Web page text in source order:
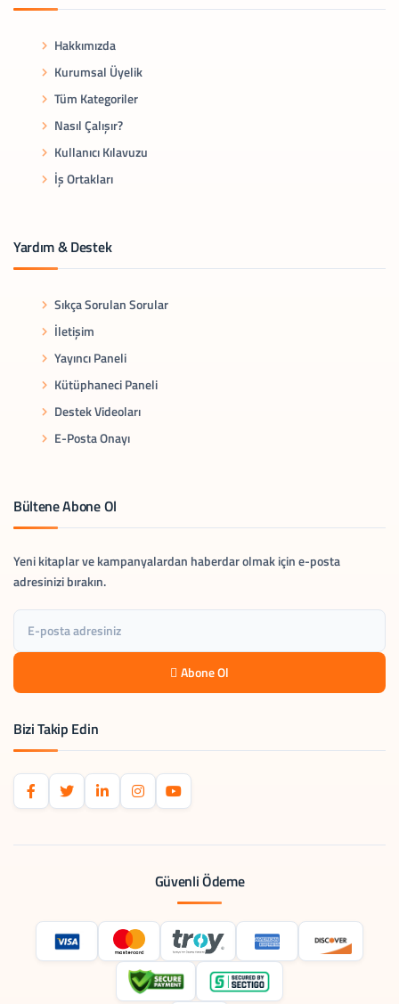
Hakkımızda
Kurumsal Üyelik
Tüm Kategoriler
Nasıl Çalışır?
Kullanıcı Kılavuzu
İş Ortakları
Yardım & Destek
Sıkça Sorulan Sorular
İletişim
Yayıncı Paneli
Kütüphaneci Paneli
Destek Videoları
E-Posta Onayı
Bültene Abone Ol
Yeni kitaplar ve kampanyalardan haberdar olmak için e-posta
adresinizi bırakın.
Abone Ol
Bizi Takip Edin
Güvenli Ödeme